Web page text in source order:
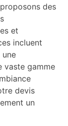
des
et
incluent
une
vaste gamme
devis
un